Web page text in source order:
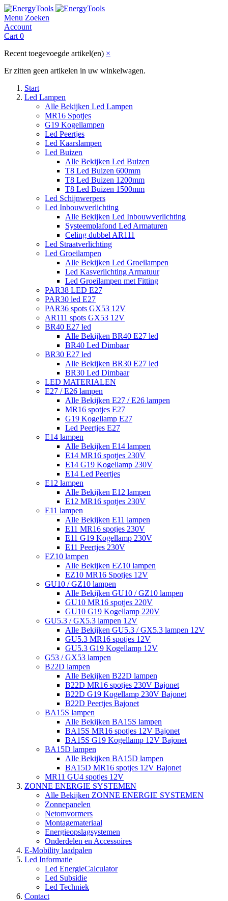
Menu Zoeken
Account
Cart 0
Recent toegevoegde artikel(en) ×
Er zitten geen artikelen in uw winkelwagen.
Start
Led Lampen
Alle Bekijken Led Lampen
MR16 Spotjes
G19 Kogellampen
Led Peertjes
Led Kaarslampen
Led Buizen
Alle Bekijken Led Buizen
T8 Led Buizen 600mm
T8 Led Buizen 1200mm
T8 Led Buizen 1500mm
Led Schijnwerpers
Led Inbouwverlichting
Alle Bekijken Led Inbouwverlichting
Systeemplafond Led Armaturen
Celing dubbel AR111
Led Straatverlichting
Led Groeilampen
Alle Bekijken Led Groeilampen
Led Kasverlichting Armatuur
Led Groeilampen met Fitting
PAR38 LED E27
PAR30 led E27
PAR36 spots GX53 12V
AR111 spots GX53 12V
BR40 E27 led
Alle Bekijken BR40 E27 led
BR40 Led Dimbaar
BR30 E27 led
Alle Bekijken BR30 E27 led
BR30 Led Dimbaar
LED MATERIALEN
E27 / E26 lampen
Alle Bekijken E27 / E26 lampen
MR16 spotjes E27
G19 Kogellamp E27
Led Peertjes E27
E14 lampen
Alle Bekijken E14 lampen
E14 MR16 spotjes 230V
E14 G19 Kogellamp 230V
E14 Led Peertjes
E12 lampen
Alle Bekijken E12 lampen
E12 MR16 spotjes 230V
E11 lampen
Alle Bekijken E11 lampen
E11 MR16 spotjes 230V
E11 G19 Kogellamp 230V
E11 Peertjes 230V
EZ10 lampen
Alle Bekijken EZ10 lampen
EZ10 MR16 Spotjes 12V
GU10 / GZ10 lampen
Alle Bekijken GU10 / GZ10 lampen
GU10 MR16 spotjes 220V
GU10 G19 Kogellamp 220V
GU5.3 / GX5.3 lampen 12V
Alle Bekijken GU5.3 / GX5.3 lampen 12V
GU5.3 MR16 spotjes 12V
GU5.3 G19 Kogellamp 12V
G53 / GX53 lampen
B22D lampen
Alle Bekijken B22D lampen
B22D MR16 spotjes 230V Bajonet
B22D G19 Kogellamp 230V Bajonet
B22D Peertjes Bajonet
BA15S lampen
Alle Bekijken BA15S lampen
BA15S MR16 spotjes 12V Bajonet
BA15S G19 Kogellamp 12V Bajonet
BA15D lampen
Alle Bekijken BA15D lampen
BA15D MR16 spotjes 12V Bajonet
MR11 GU4 spotjes 12V
ZONNE ENERGIE SYSTEMEN
Alle Bekijken ZONNE ENERGIE SYSTEMEN
Zonnepanelen
Netomvormers
Montagemateriaal
Energieopslagsystemen
Onderdelen en Accessoires
E-Mobility laadpalen
Led Informatie
Led EnergieCalculator
Led Subsidie
Led Techniek
Contact